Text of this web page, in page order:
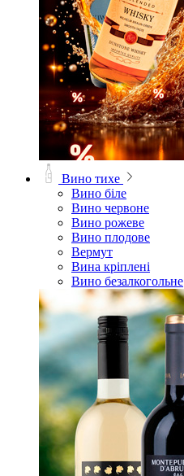
Вино тихе
Вино біле
Вино червоне
Вино рожеве
Вино плодове
Вермут
Вина кріплені
Вино безалкогольне